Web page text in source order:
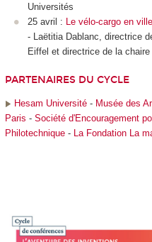
Universités
25 avril :
Le vélo-cargo en
- Laëtitia Dablanc, directrice
Eiffel et directrice de la
PARTENAIRES DU CYCLE
Hesam Université- Musée des
Paris - Société d'Encouragement
Philotechnique- La Fondation La